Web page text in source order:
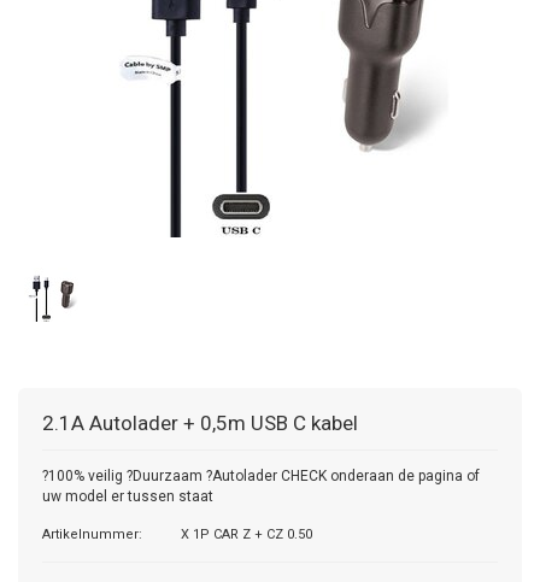
2.1A Autolader + 0,5m USB C kabel
?100% veilig ?Duurzaam ?Autolader CHECK onderaan de pagina of
uw model er tussen staat
Artikelnummer: X 1P CAR Z + CZ 0.50